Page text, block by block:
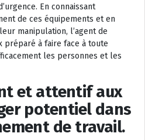
En connaissant
de ces équipements et en
manipulation, l’agent de
préparé à faire face à toute
les personnes et les
et attentif aux
potentiel dans
de travail.